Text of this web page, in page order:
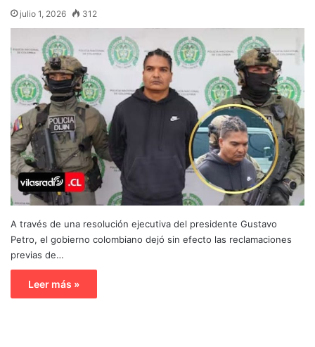
julio 1, 2026 312
A través de una resolución ejecutiva del presidente Gustavo
Petro, el gobierno colombiano dejó sin efecto las reclamaciones
previas de…
Leer más »